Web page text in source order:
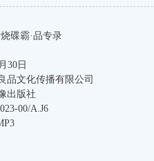
碟霸·品专录
30日
品文化传播有限公司
出版社
00/A.J6